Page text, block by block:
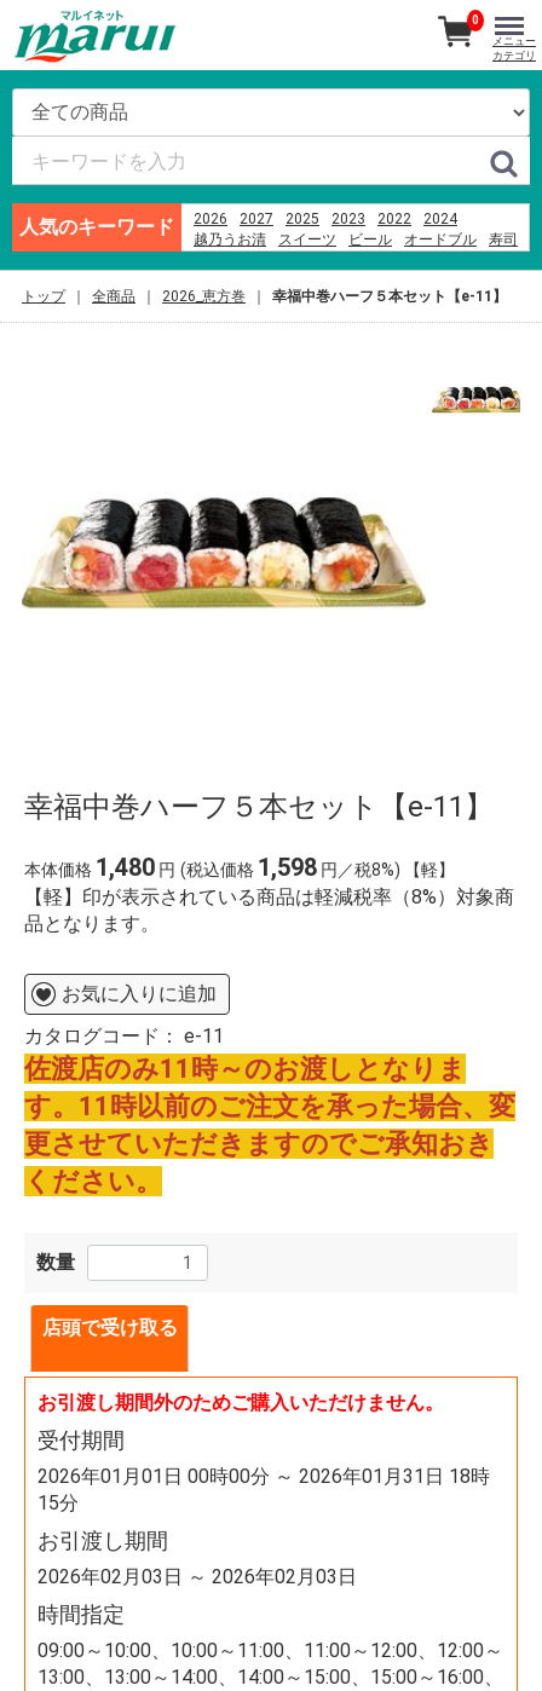
人気のキーワード 2026 2027 2025 2023 2022
2024
越乃うお清
スイーツ ビール オードブル
寿司
0
メニュー
カテゴリ
トップ 全商品 2026_恵方巻 幸福中巻ハーフ５本セット【e-11】
幸福中巻ハーフ５本セット【e-11】
本体価格 1,480 円 (税込価格 1,598 円／税8%) 【軽】
【軽】印が表示されている商品は軽減税率（8%）対象商
品となります。
お気に入りに追加
カタログコード： e-11
佐渡店のみ11時～のお渡しとなりま
す。11時以前のご注文を承った場合、変
更させていただきますのでご承知おき
ください。
数量
店頭で受け取る
お引渡し期間外のためご購入いただけません。
受付期間
2026年01月01日 00時00分 ～ 2026年01月31日 18時
15分
お引渡し期間
2026年02月03日 ～ 2026年02月03日
時間指定
09:00～10:00、10:00～11:00、11:00～12:00、12:00～
13:00、13:00～14:00、14:00～15:00、15:00～16:00、